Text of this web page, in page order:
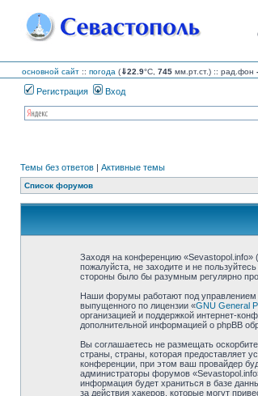
основной сайт :: погода (⇓22.9°C, 745 мм.рт.ст.) :: рад.фон -
Регистрация Вход
Темы без ответов | Активные темы
Список форумов
Заходя на конференцию
пожалуйста, не заходите и не
стороны было бы разумным регулярно
Наши форумы работают под управлением
выпущенного по лицензии «GNU General
организацией и поддержкой интернет-
дополнительной информацией о phpBB
Вы соглашаетесь не размещать
страны, страны, которая предоставляет
конференции, при этом ваш провайдер
администраторы форумов
информация будет храниться в базе
за действия хакеров, которые могут